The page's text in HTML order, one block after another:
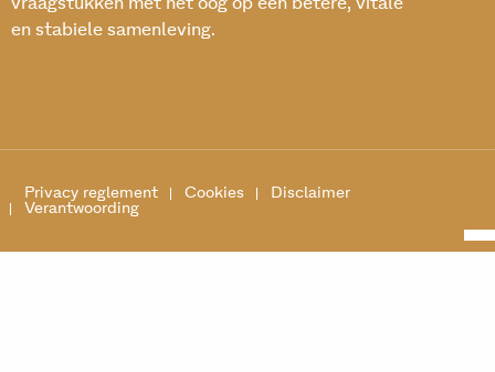
vraagstukken met het oog op een betere, vitale
en stabiele samenleving.
Privacy reglement Cookies
Disclaimer
Verantwoording